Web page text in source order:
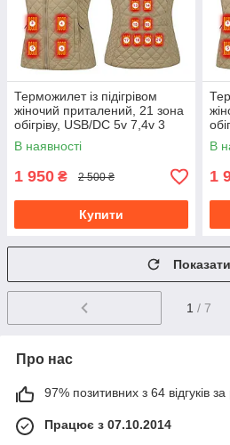
Терможилет із підігрівом
жіночий приталений, 21 зона
обігріву, USB/DC 5v 7,4v 3
режими регулювання
температури бежевий, розмір
В наявності
1 950 ₴ 2 500 ₴
Купити
В
1
1 / 7
Про нас
97% позитивних з 64 відгуків за
Працює з 07.10.2014